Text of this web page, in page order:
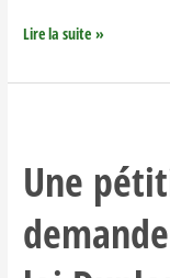
fin
Lire la suite »
Une
pour
demander
l’abrogation